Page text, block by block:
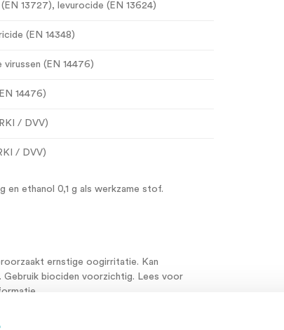
13727), levurocide (EN 13624)
(EN 14348)
virussen (EN 14476)
14476)
/ DVV)
/ DVV)
en ethanol 0,1 g als werkzame stof.
ernstige oogirritatie. Kan
Gebruik biociden voorzichtig. Lees voor
en gesloten.
die apart op de verpakking zijn